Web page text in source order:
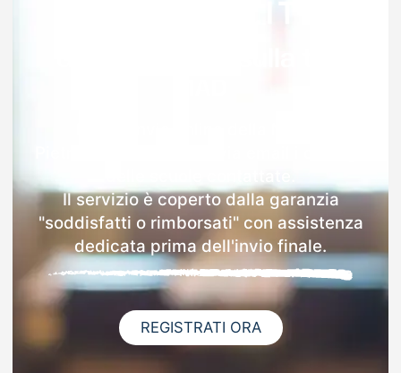
Il servizio è coperto dalla garanzia
"soddisfatti o rimborsati" con assistenza
dedicata prima dell'invio finale.
REGISTRATI ORA